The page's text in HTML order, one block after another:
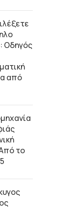
Οδηγός
από
το